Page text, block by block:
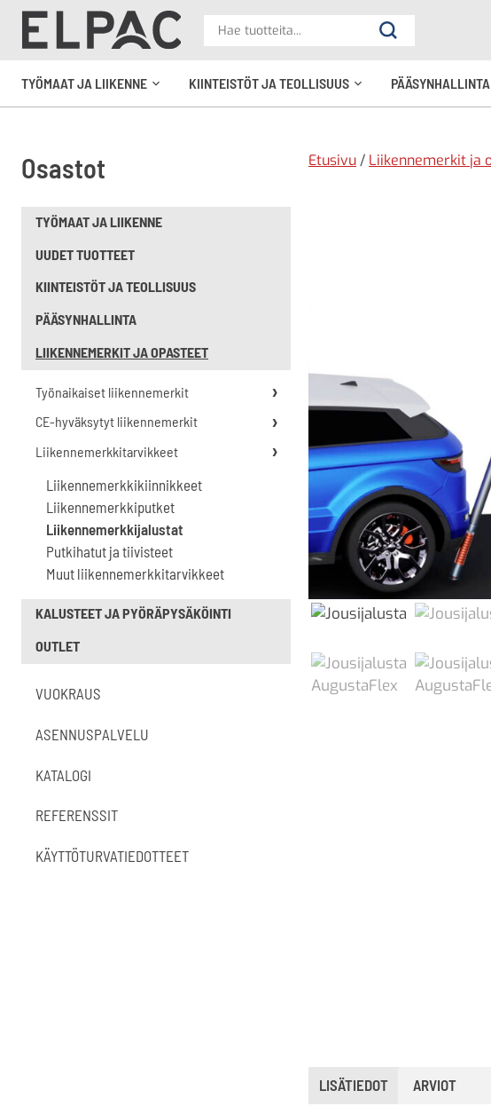
Hae
Hae
TYÖMAAT JA LIIKENNE
KIINTEISTÖT JA TEOLLISUUS
PÄÄSYNHALLINTA
Osastot
TYÖMAAT JA LIIKENNE
UUDET TUOTTEET
KIINTEISTÖT JA TEOLLISUUS
PÄÄSYNHALLINTA
LIIKENNEMERKIT JA OPASTEET
Työnaikaiset liikennemerkit
CE-hyväksytyt liikennemerkit
Liikennemerkkitarvikkeet
Liikennemerkkikiinnikkeet
Liikennemerkkiputket
Liikennemerkkijalustat
Putkihatut ja tiivisteet
Muut liikennemerkkitarvikkeet
KALUSTEET JA PYÖRÄPYSÄKÖINTI
OUTLET
VUOKRAUS
ASENNUSPALVELU
KATALOGI
REFERENSSIT
KÄYTTÖTURVATIEDOTTEET
Etusivu / Liikennemerkit ja
LISÄTIEDOT ARVIOT